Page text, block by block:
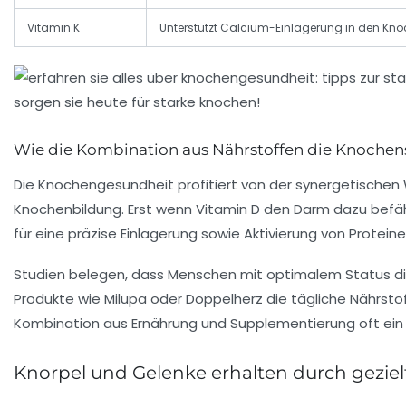
Vitamin K Unterstützt Calcium-Einlagerung in den
Wie die Kombination aus Nährstoffen die
Die Knochengesundheit profitiert von der
Knochenbildung. Erst wenn Vitamin D den Darm dazu
für eine präzise Einlagerung sowie Aktivierung von
Studien belegen, dass Menschen mit optimalem Status
Produkte wie Milupa oderDoppelherz die tägliche
Kombination aus Ernährung und Supplementierung oft
Knorpel und Gelenke erhalten durch